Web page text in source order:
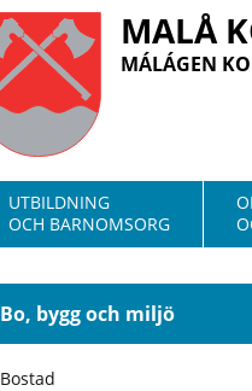
MALÅ
MÁLÁGEN
UTBILDNING
OCH BARNOMSORG
Bo, bygg och miljö
Bostad